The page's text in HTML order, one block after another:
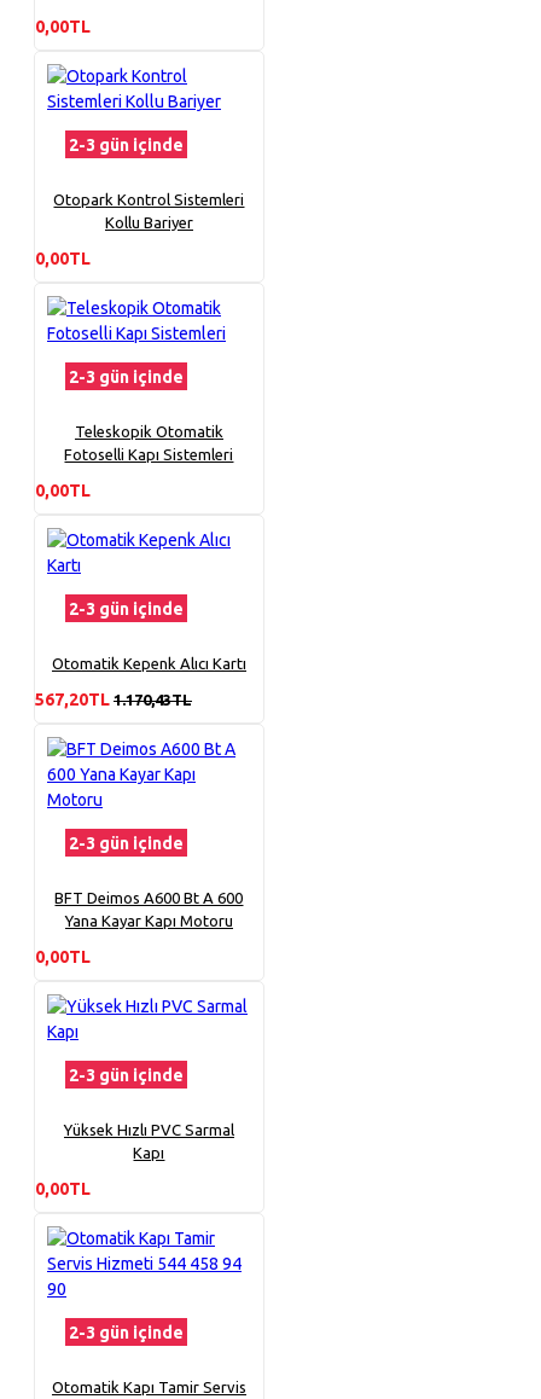
0,00TL
2-3 gün içinde
Otopark Kontrol Sistemleri
Kollu Bariyer
0,00TL
2-3 gün içinde
Teleskopik Otomatik
Fotoselli Kapı Sistemleri
0,00TL
2-3 gün içinde
Otomatik Kepenk Alıcı Kartı
567,20TL 1.170,43TL
2-3 gün içinde
BFT Deimos A600 Bt A 600
Yana Kayar Kapı Motoru
0,00TL
2-3 gün içinde
Yüksek Hızlı PVC Sarmal
Kapı
0,00TL
2-3 gün içinde
Otomatik Kapı Tamir Servis